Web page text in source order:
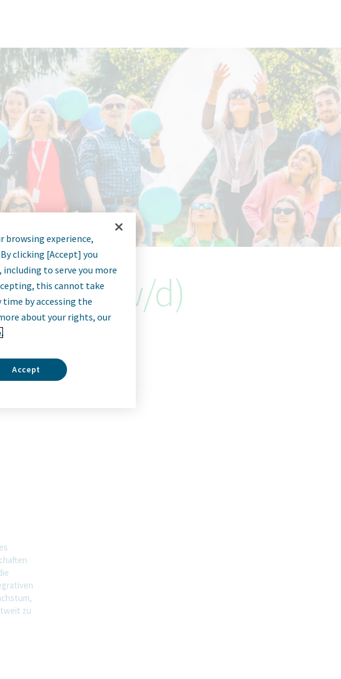
(m/w/d)
zu
browsing experience,
clicking [Accept] you
to serve you more
this cannot take
time by accessing the
about your rights, our
Accept